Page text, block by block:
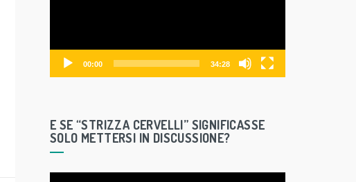
r
00:00 34:28
E SE “STRIZZA CERVELLI” SIGNIFICASSE
SOLO METTERSI IN DISCUSSIONE?